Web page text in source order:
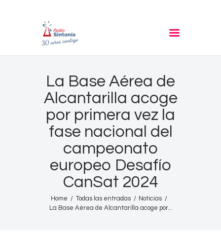
La Base Aérea de
Alcantarilla acoge
por primera vez la
fase nacional del
campeonato
europeo Desafío
CanSat 2024
Home Todas las entradas
Noticias
La Base Aérea de Alcantarilla acoge por...
RADIO SINTONIA
Informativos
Entrevistas
Noticias
Podcast
PROGRAMACIÓN
Nuestra Historia
Contacto